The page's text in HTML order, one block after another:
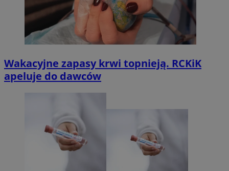
Wakacyjne zapasy krwi topnieją. RCKiK
apeluje do dawców